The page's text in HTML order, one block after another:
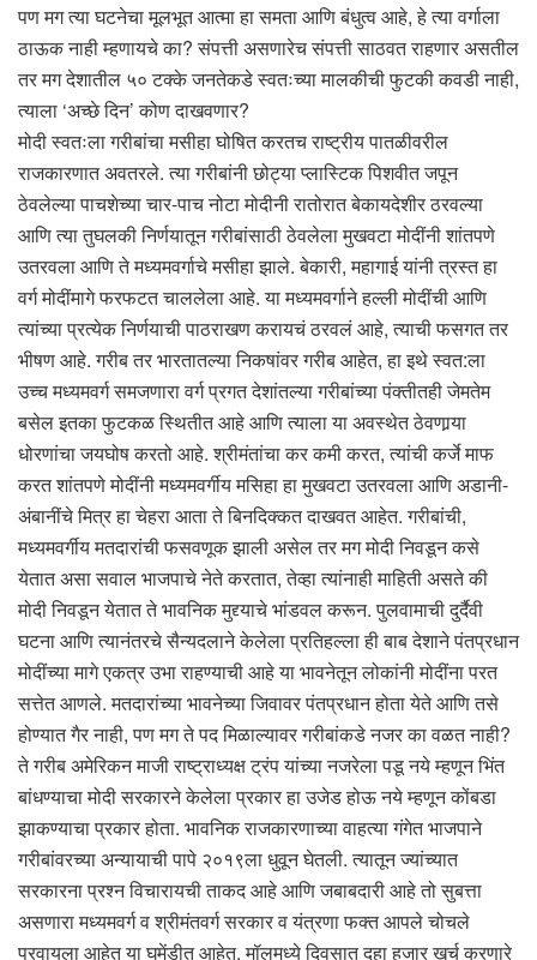
पण मग त्या घटनेचा मूलभूत आत्मा हा समता आणि बंधुत्व आहे, हे त्या वर्गाला
ठाऊक नाही म्हणायचे का? संपत्ती असणारेच संपत्ती साठवत राहणार असतील
तर मग देशातील ५० टक्के जनतेकडे स्वतःच्या मालकीची फुटकी कवडी नाही,
त्याला ‘अच्छे दिन’ कोण दाखवणार?
मोदी स्वतःला गरीबांचा मसीहा घोषित करतच राष्ट्रीय पातळीवरील
राजकारणात अवतरले. त्या गरीबांनी छोट्या प्लास्टिक पिशवीत जपून
ठेवलेल्या पाचशेच्या चार-पाच नोटा मोदीनी रातोरात बेकायदेशीर ठरवल्या
आणि त्या तुघलकी निर्णयातून गरीबांसाठी ठेवलेला मुखवटा मोदींनी शांतपणे
उतरवला आणि ते मध्यमवर्गाचे मसीहा झाले. बेकारी, महागाई यांनी त्रस्त हा
वर्ग मोदींमागे फरफटत चाललेला आहे. या मध्यमवर्गाने हल्ली मोदींची आणि
त्यांच्या प्रत्येक निर्णयाची पाठराखण करायचं ठरवलं आहे, त्याची फसगत तर
भीषण आहे. गरीब तर भारतातल्या निकषांवर गरीब आहेत, हा इथे स्वत:ला
उच्च मध्यमवर्ग समजणारा वर्ग प्रगत देशांतल्या गरीबांच्या पंक्तीतही जेमतेम
बसेल इतका फुटकळ स्थितीत आहे आणि त्याला या अवस्थेत ठेवणार्‍या
धोरणांचा जयघोष करतो आहे. श्रीमंतांचा कर कमी करत, त्यांची कर्जे माफ
करत शांतपणे मोदींनी मध्यमवर्गीय मसिहा हा मुखवटा उतरवला आणि अडानी-
अंबानींचे मित्र हा चेहरा आता ते बिनदिक्कत दाखवत आहेत. गरीबांची,
मध्यमवर्गीय मतदारांची फसवणूक झाली असेल तर मग मोदी निवडून कसे
येतात असा सवाल भाजपाचे नेते करतात, तेव्हा त्यांनाही माहिती असते की
मोदी निवडून येतात ते भावनिक मुद्द्याचे भांडवल करून. पुलवामाची दुर्दैवी
घटना आणि त्यानंतरचे सैन्यदलाने केलेला प्रतिहल्ला ही बाब देशाने पंतप्रधान
मोदींच्या मागे एकत्र उभा राहण्याची आहे या भावनेतून लोकांनी मोदींना परत
सत्तेत आणले. मतदारांच्या भावनेच्या जिवावर पंतप्रधान होता येते आणि तसे
होण्यात गैर नाही, पण मग ते पद मिळाल्यावर गरीबांकडे नजर का वळत नाही?
ते गरीब अमेरिकन माजी राष्ट्राध्यक्ष ट्रंप यांच्या नजरेला पडू नये म्हणून भिंत
बांधण्याचा मोदी सरकारने केलेला प्रकार हा उजेड होऊ नये म्हणून कोंबडा
झाकण्याचा प्रकार होता. भावनिक राजकारणाच्या वाहत्या गंगेत भाजपाने
गरीबांवरच्या अन्यायाची पापे २०१९ला धुवून घेतली. त्यातून ज्यांच्यात
सरकारना प्रश्न विचारायची ताकद आहे आणि जबाबदारी आहे तो सुबत्ता
असणारा मध्यमवर्ग व श्रीमंतवर्ग सरकार व यंत्रणा फक्त आपले चोचले
पुरवायला आहेत या घमेंडीत आहेत. मॉलमध्ये दिवसात दहा हजार खर्च करणारे